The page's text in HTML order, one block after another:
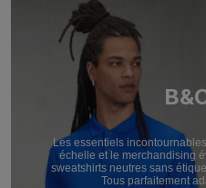
Les essentiels
échelle et le merchandising
sweatshirts neutres sans
Tous parfaitement